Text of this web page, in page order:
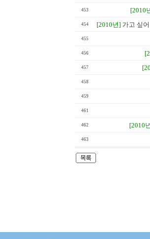
453 [2010
454 [2010년] 가고 싶
455
456
457
458
459
461
462 [2010
463